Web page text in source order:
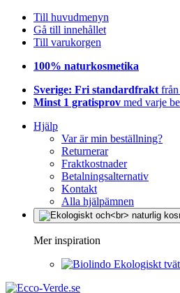
Till huvudmenyn
Gå till innehållet
Till varukorgen
100% naturkosmetika
Sverige: Fri standardfrakt
Minst 1 gratisprov med varje
Hjälp
Var är min beställning?
Returnerar
Fraktkostnader
Betalningsalternativ
Kontakt
Alla hjälpämnen
Mer inspiration
Ekologiskt